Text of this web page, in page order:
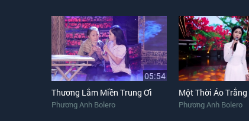
05:54
Thương Lắm Miền Trung Ơi
Phương Anh Bolero
Một Thời Áo Trắng
Phương Anh Bolero